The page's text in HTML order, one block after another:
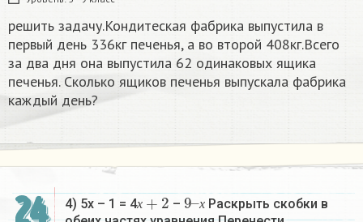
решить задачу.Кондитеская фабрика выпустила в
первый день 336кг печенья, а во второй 408кг.Всего
за два дня она выпустила 62 одинаковых ящика
печенья. Сколько ящиков печенья выпускала фабрика
каждый день?
4) 5х – 1 = 4х
х+2
– х
9–
х
Раскрыть скобки в